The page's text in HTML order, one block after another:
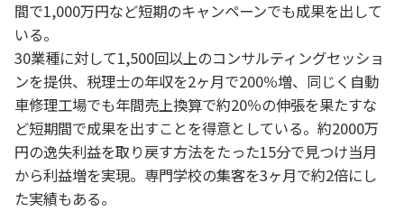
間で1,000万円など短期のキャンペーンでも成果を出して
いる。
30業種に対して1,500回以上のコンサルティングセッショ
ンを提供、税理士の年収を2ヶ月で200％増、同じく自動
車修理工場でも年間売上換算で約20％の伸張を果たすな
ど短期間で成果を出すことを得意としている。約2000万
円の逸失利益を取り戻す方法をたった15分で見つけ当月
から利益増を実現。専門学校の集客を3ヶ月で約2倍にし
た実績もある。